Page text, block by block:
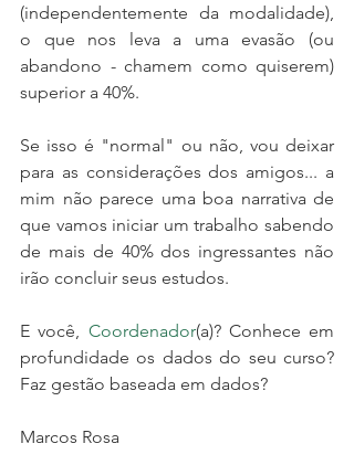
(independentemente da modalidade),
o que nos leva a uma evasão (ou
abandono - chamem como quiserem)
superior a 40%.
Se isso é "normal" ou não, vou deixar
para as considerações dos amigos... a
mim não parece uma boa narrativa de
que vamos iniciar um trabalho sabendo
de mais de 40% dos ingressantes não
irão concluir seus estudos.
E você, Coordenador(a)? Conhece em
profundidade os dados do seu curso?
Faz gestão baseada em dados?
Marcos Rosa